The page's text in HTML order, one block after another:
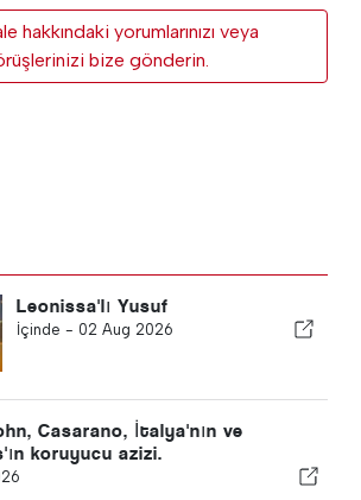
hakkındaki yorumlarınızı veya
bize gönderin.
Leonissa'lı Yusuf
İçinde - 02 Aug 2026
Casarano, İtalya'nın ve
koruyucu azizi.